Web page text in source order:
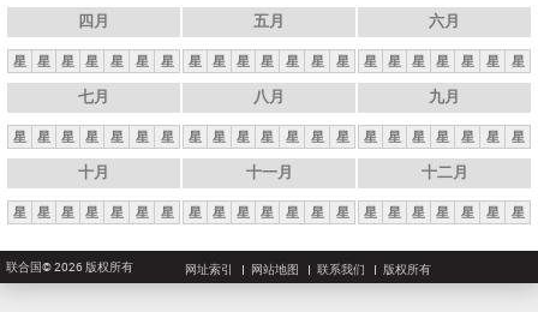
四月
星 星 星 星 星 星 星
五月
星 星 星 星 星 星 星
六月
星 星 星 星 星 星 星
七月
星 星 星 星 星 星 星
八月
星 星 星 星 星 星 星
九月
星 星 星 星 星 星 星
十月
星 星 星 星 星 星 星
十一月
星 星 星 星 星 星 星
十二月
星 星 星 星 星 星 星
联合国© 2026 版权所有 网址索引 网站地图 联系我们 版权所有